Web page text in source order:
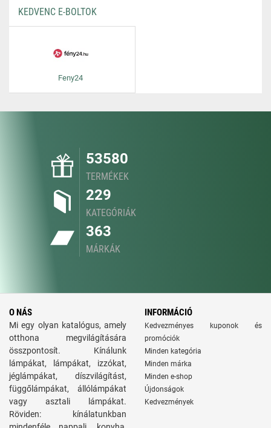
KEDVENC E-BOLTOK
Feny24
53580
TERMÉKEK
229
KATEGÓRIÁK
363
MÁRKÁK
O NÁS
Mi egy olyan katalógus, amely
otthona megvilágítására
összpontosít. Kínálunk
lámpákat, lámpákat, izzókat,
jéglámpákat, díszvilágítást,
függőlámpákat, állólámpákat
vagy asztali lámpákat.
Röviden: kínálatunkban
INFORMÁCIÓ
Kedvezményes kuponok és
promóciók
Minden kategória
Minden márka
Minden e-shop
Újdonságok
Kedvezmények